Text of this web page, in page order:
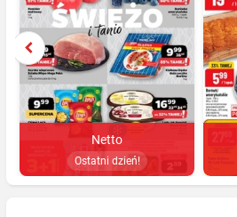
Netto
Ostatni dzień!